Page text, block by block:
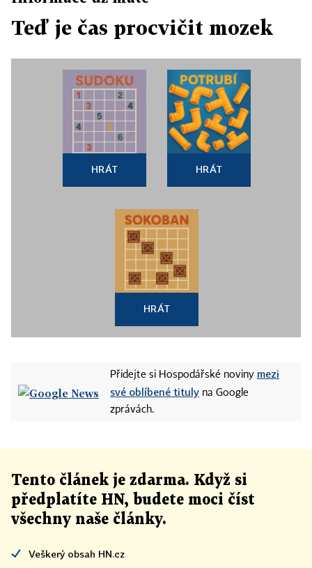
Teď je čas procvičit mozek
HRÁT HRÁT
HRÁT
Přidejte si Hospodářské noviny mezi
své oblíbené tituly na Google
zprávách.
Tento článek je zdarma. Když si
předplatíte HN, budete moci číst
všechny naše články.
Veškerý obsah HN.cz